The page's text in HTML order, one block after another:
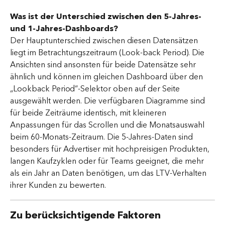
Was ist der Unterschied zwischen den 5-Jahres-
und 1-Jahres-Dashboards?
Der Hauptunterschied zwischen diesen Datensätzen
liegt im Betrachtungszeitraum (Look-back Period). Die
Ansichten sind ansonsten für beide Datensätze sehr
ähnlich und können im gleichen Dashboard über den
„Lookback Period“-Selektor oben auf der Seite
ausgewählt werden. Die verfügbaren Diagramme sind
für beide Zeiträume identisch, mit kleineren
Anpassungen für das Scrollen und die Monatsauswahl
beim 60-Monats-Zeitraum. Die 5-Jahres-Daten sind
besonders für Advertiser mit hochpreisigen Produkten,
langen Kaufzyklen oder für Teams geeignet, die mehr
als ein Jahr an Daten benötigen, um das LTV-Verhalten
ihrer Kunden zu bewerten.
Zu berücksichtigende Faktoren